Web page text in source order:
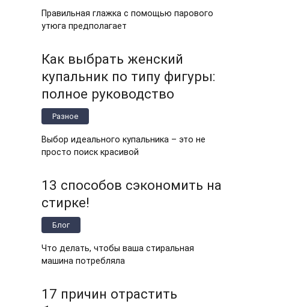
Правильная глажка с помощью парового
утюга предполагает
Как выбрать женский
купальник по типу фигуры:
полное руководство
Разное
Выбор идеального купальника – это не
просто поиск красивой
13 способов сэкономить на
стирке!
Блог
Что делать, чтобы ваша стиральная
машина потребляла
17 причин отрастить